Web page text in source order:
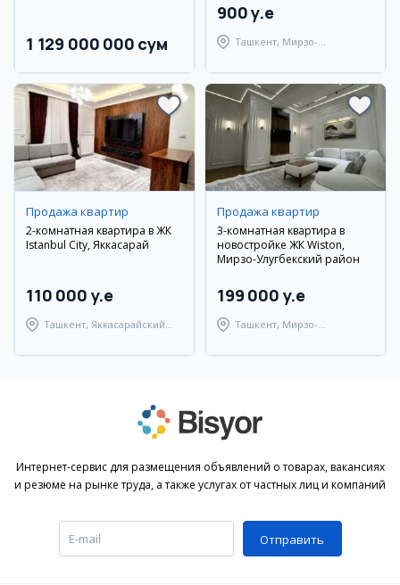
1 129 000 000 сум
900 y.e
Ташкент, Мирзо-
Продажа квартир
2-комнатная квартира в ЖК
Istanbul City, Яккасарай
110 000 y.e
Ташкент, Яккасарайский
Продажа квартир
3-комнатная квартира в
новостройке ЖК Wiston,
Мирзо-Улугбекский район
199 000 y.e
Ташкент, Мирзо-
Интернет-сервис для размещения объявлений о товарах, вакансиях
и резюме на рынке труда, а также услугах от частных лиц и компаний
Отправить